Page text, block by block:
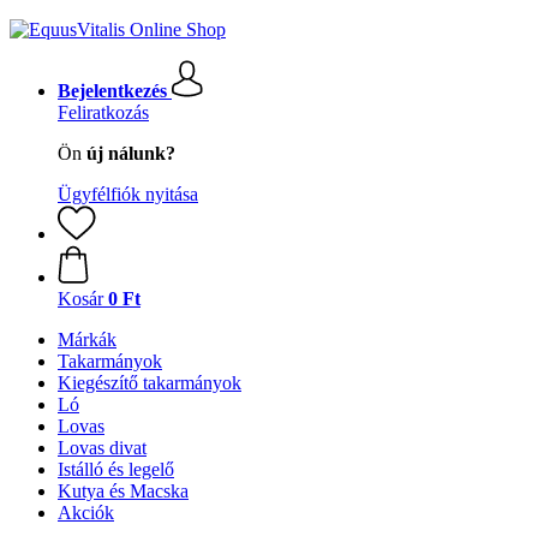
Bejelentkezés
Feliratkozás
Ön új nálunk?
Ügyfélfiók nyitása
Kosár 0 Ft
Márkák
Takarmányok
Kiegészítő takarmányok
Ló
Lovas
Lovas divat
Istálló és legelő
Kutya és Macska
Akciók